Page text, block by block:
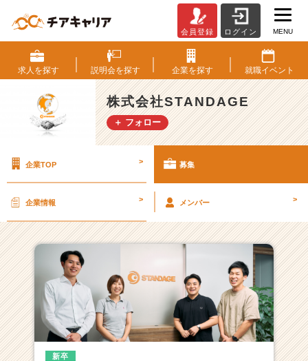
式
会
社
S
T
A
G
採
用/
一
覧
-
貿
易
会員登録 ログイン MENU
求人を探す 説明会を探す 企業を探す 就職イベント
株式会社STANDAGE
＋ フォロー
企業TOP > 募集
企業情報 > メンバー >
新卒